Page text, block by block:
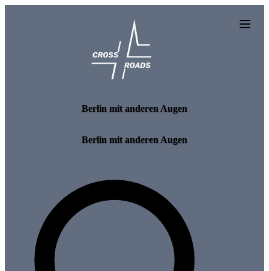
Berlin mit anderen Augen
Berlin mit anderen Augen